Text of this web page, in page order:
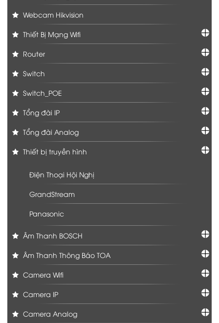
Webcam Hikvision
Thiết Bị Mạng Wifi
Router
Switch
Switch_POE
Tổng đài IP
Tổng đài Analog
Thiết bị truyền hình
Điện Thoại Hội Nghị
GrandStream
Panasonic
Âm Thanh BOSCH
Âm Thanh Thông Báo TOA
Camera Wifi
Camera IP
Camera Analog